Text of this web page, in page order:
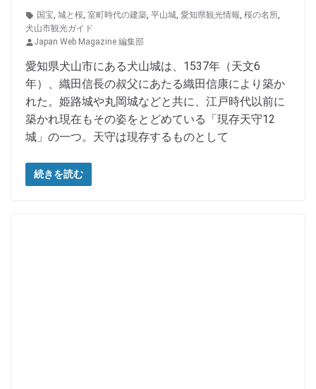
国宝, 城と桜, 室町時代の建築, 平山城, 愛知県観光情報, 桜の名所,
犬山市観光ガイド
Japan Web Magazine 編集部
愛知県犬山市にある犬山城は、1537年（天文6
年）、織田信長の叔父にあたる織田信康により築か
れた。姫路城や丸岡城などと共に、江戸時代以前に
築かれ現在もその姿をとどめている「現存天守12
城」の一つ。天守は現存するものとして
続きを読む